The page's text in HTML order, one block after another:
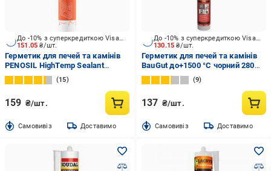
151.05₴/шт.
До -10% з суперкредиткою Visa Вигода
Герметик для печей та камінів
PENOSIL HighTemp Sealant
+1500°C чорний 310 мл
15
159 ₴/шт.
Cамовивіз Доставимо
130.15₴/шт.
До -10% з суперкредиткою Visa Вигода
Герметик для печей та камінів
BauGut до+1500 °C чорний 280
мл
9
137 ₴/шт.
Cамовивіз Доставимо